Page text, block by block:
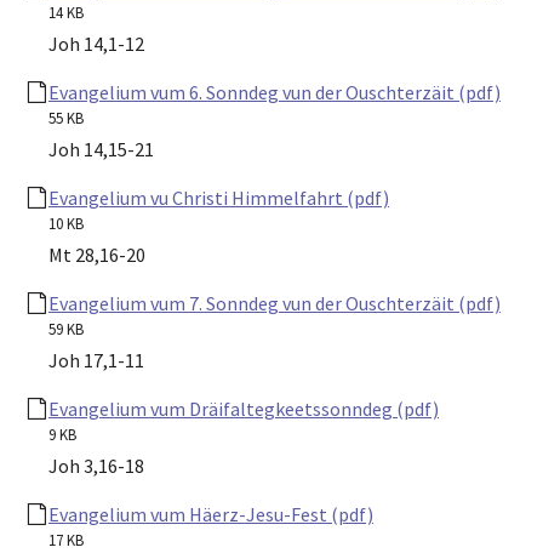
14 KB
Joh 14,1-12
Evangelium vum 6. Sonndeg vun der Ouschterzäit (pdf)
55 KB
Joh 14,15-21
Evangelium vu Christi Himmelfahrt (pdf)
10 KB
Mt 28,16-20
Evangelium vum 7. Sonndeg vun der Ouschterzäit (pdf)
59 KB
Joh 17,1-11
Evangelium vum Dräifaltegkeetssonndeg (pdf)
9 KB
Joh 3,16-18
Evangelium vum Häerz-Jesu-Fest (pdf)
17 KB